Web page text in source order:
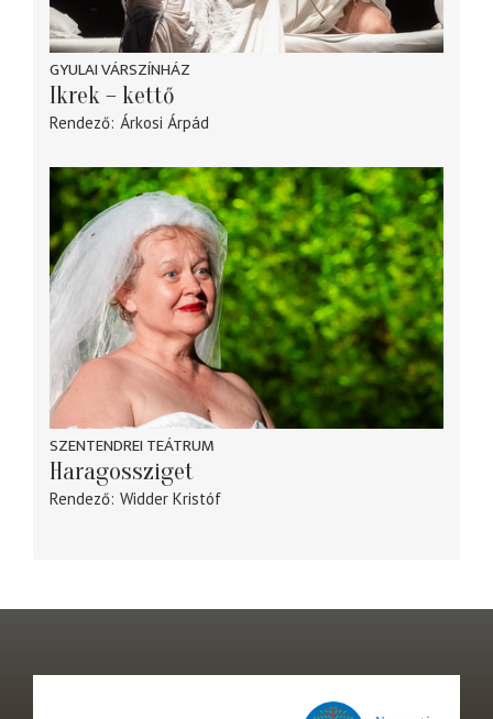
GYULAI VÁRSZÍNHÁZ
Ikrek – kettő
Rendező Árkosi Árpád
SZENTENDREI TEÁTRUM
Haragossziget
Rendező Widder Kristóf